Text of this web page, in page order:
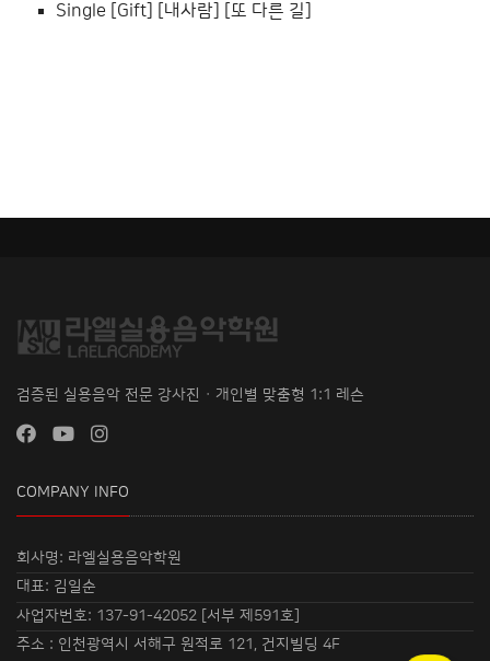
Single [Gift] [내사람] [또 다른 길]
검증된 실용음악 전문 강사진 · 개인별 맞춤형 1:1 레슨
COMPANY INFO
회사명: 라엘실용음악학원
대표: 김일순
사업자번호: 137-91-42052 [서부 제591호]
주소 : 인천광역시 서해구 원적로 121, 건지빌딩 4F